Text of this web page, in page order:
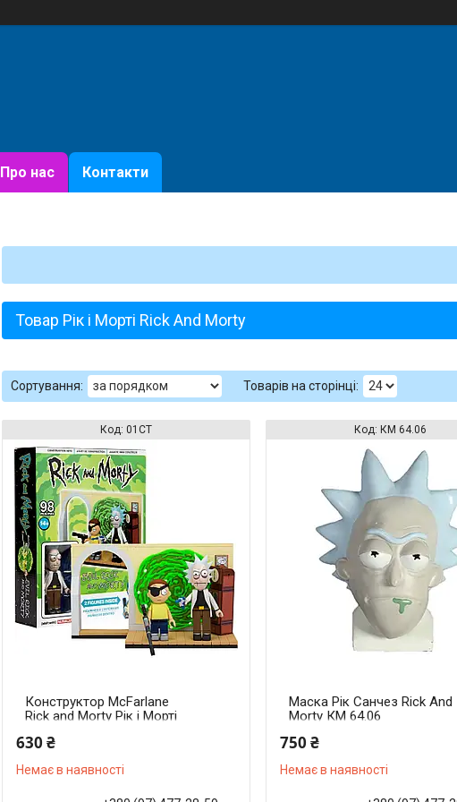
Про нас Контакти
Товар Рік і Морті Rick And Morty
01CT
Конструктор McFarlane
Rick and Morty Рік і Морті
630 ₴
Немає в наявності
КМ 64.06
Маска Рік Санчез Rick And
Morty КМ 64.06
750 ₴
Немає в наявності